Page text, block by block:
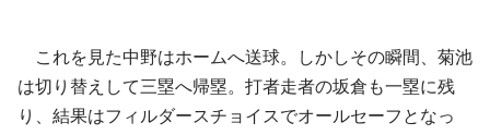
これを見た中野はホームへ送球。しかしその瞬間、菊池
は切り替えして三塁へ帰塁。打者走者の坂倉も一塁に残
り、結果はフィルダースチョイスでオールセーフとなっ